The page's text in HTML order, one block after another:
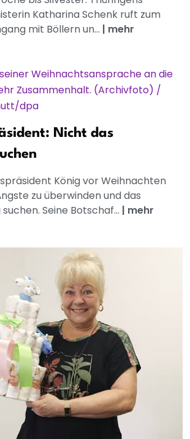
Katharina Schenk ruft zum
mit Böllern un... | mehr
Nicht das
König vor Weihnachten
zu überwinden und das
Seine Botschaf... | mehr